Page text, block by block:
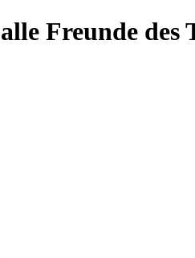
Freunde des